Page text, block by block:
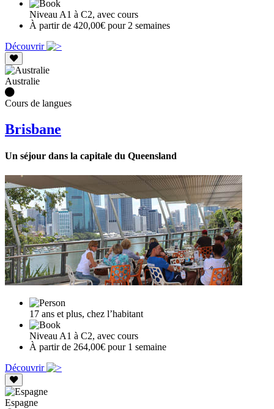
Niveau A1 à C2, avec cours
À partir de 420,00€ pour 2 semaines
Découvrir
Australie
Cours de langues
Brisbane
Un séjour dans la capitale du Queensland
17 ans et plus, chez l’habitant
Niveau A1 à C2, avec cours
À partir de 264,00€ pour 1 semaine
Découvrir
Espagne